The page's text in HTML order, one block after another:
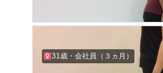
31歳・会社員（３ヵ月）